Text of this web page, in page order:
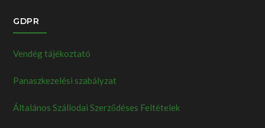
GDPR
Vendég tájékoztató
Panaszkezelési szabályzat
Általános Szállodai Szerződéses Feltételek